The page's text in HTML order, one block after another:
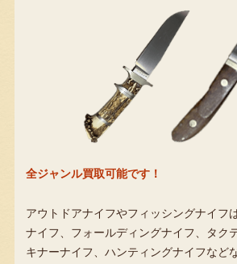
全ジャンル買取可能です！
アウトドアナイフやフィッシングナイフ
ナイフ、フォールディングナイフ、タク
キナーナイフ、ハンティングナイフなど